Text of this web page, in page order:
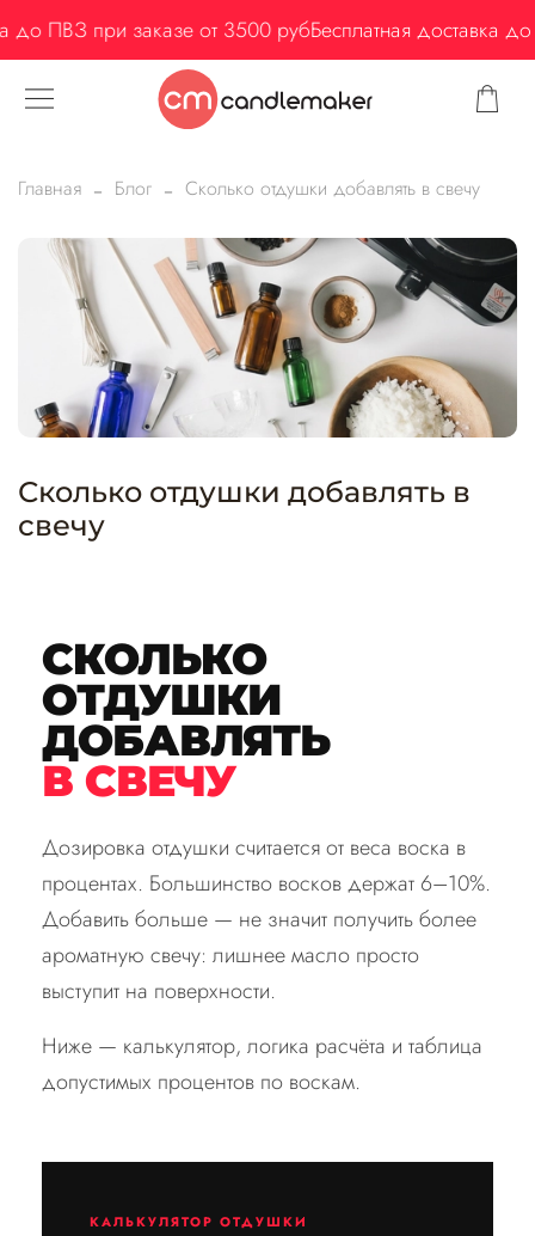
до ПВЗ при заказе от 3500 рубБесплатная доставка
Главная Блог Сколько отдушки добавлять в свечу
Сколько отдушки добавлять в
свечу
СКОЛЬКО
ОТДУШКИ
ДОБАВЛЯТЬ
В СВЕЧУ
Дозировка отдушки считается от веса воска в
процентах. Большинство восков держат 6–10%.
Добавить больше — не значит получить более
ароматную свечу: лишнее масло просто
выступит на поверхности.
Ниже — калькулятор, логика расчёта и таблица
допустимых процентов по воскам.
КАЛЬКУЛЯТОР ОТДУШКИ